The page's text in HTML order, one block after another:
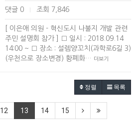
댓글 0 조회 7,846
[ 이은애 의원 - 혁신도시 나불지 개발 관련
주민 설명회 참가 ] □ 일시 : 2018.09.14
14:00 ~ □ 장소 : 설렘양꼬치(과학로6길 3)
(우천으로 장소변경) 황폐화…
더보기
정렬 목록
12 13 14 15